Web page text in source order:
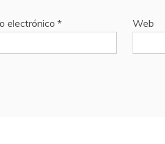
electrónico* Web